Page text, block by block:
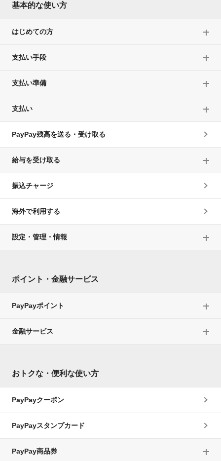
基本的な使い方
はじめての方
支払い手段
支払い準備
支払い
PayPay残高を送る・受け取る
給与を受け取る
振込チャージ
海外で利用する
設定・管理・情報
ポイント・金融サービス
PayPayポイント
金融サービス
おトクな・便利な使い方
PayPayクーポン
PayPayスタンプカード
PayPay商品券